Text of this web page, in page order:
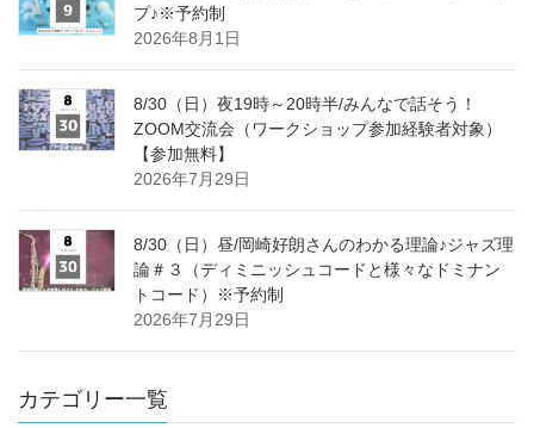
プ♪※予約制
2026年8月1日
8/30（日）夜19時～20時半/みんなで話そう！
ZOOM交流会（ワークショップ参加経験者対象）
【参加無料】
2026年7月29日
8/30（日）昼/岡崎好朗さんのわかる理論♪ジャズ理
論＃３（ディミニッシュコードと様々なドミナン
トコード）※予約制
2026年7月29日
カテゴリー一覧